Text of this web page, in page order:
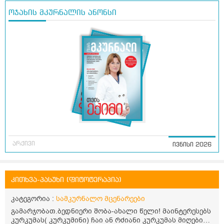
ოჯახის მკურნალის ანონსი
არქივი ივნისი 2026
კითხვა-პასუხი (ფიტოტერაპია)
კატეგორია : სამკურნალო მცენარეები
გამარჯობათ.ბედნიერი შობა-ახალი წელი! მაინტერესებს
კურკუმას( კურკუმინი) ჩაი ან რძიანი კურკუმას მიღების